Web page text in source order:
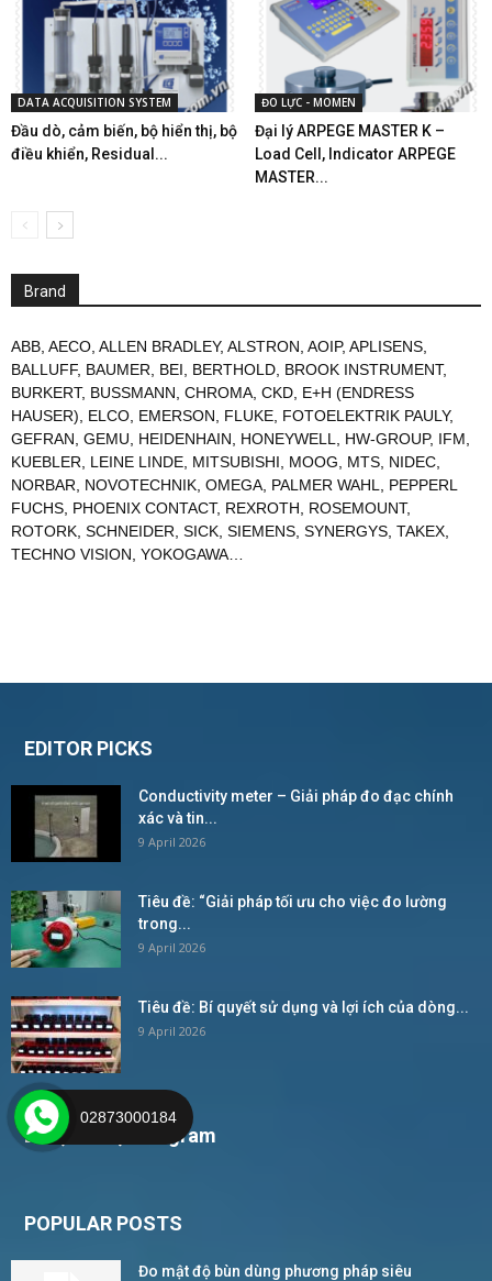
DATA ACQUISITION SYSTEM
Đầu dò, cảm biến, bộ hiển thị, bộ
điều khiển, Residual...
ĐO LỰC - MOMEN
Đại lý ARPEGE MASTER K –
Load Cell, Indicator ARPEGE
MASTER...
Brand
ABB AECO ALLEN BRADLEY, ALSTRON AOIP, APLISENS
BALLUFF, BAUMER BEI BERTHOLD BROOK INSTRUMENT,
BURKERT, BUSSMANN CHROMA CKD E+H (ENDRESS
HAUSER)
ELCO EMERSON FLUKE FOTOELEKTRIK PAULY,
GEFRAN GEMU HEIDENHAIN HONEYWELL HW-GROUP, IFM
KUEBLER
LEINE LINDE MITSUBISHI MOOG MTS NIDEC
NORBAR
NOVOTECHNIK OMEGA PALMER WAHL
PEPPERL
FUCHS PHOENIX CONTACT, REXROTH ROSEMOUNT,
ROTORK SCHNEIDER SICK SIEMENS SYNERGYS TAKEX
TECHNO VISION YOKOGAWA
EDITOR PICKS
Conductivity meter – Giải pháp đo đạc chính
xác và tin...
9 April 2026
Tiêu đề: “Giải pháp tối ưu cho việc đo lường
trong...
9 April 2026
Tiêu đề: Bí quyết sử dụng và lợi ích của dòng...
9 April 2026
Live, Viber, Telegram
POPULAR POSTS
Đo mật độ bùn dùng phương pháp siêu
02873000184